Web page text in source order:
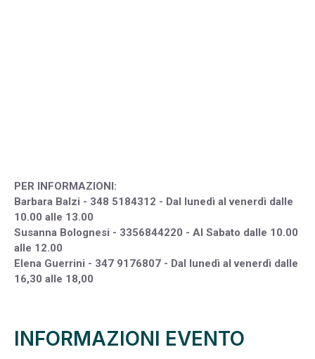
PER INFORMAZIONI:
Barbara Balzi - 348 5184312 - Dal lunedì al venerdì dalle
10.00 alle 13.00
Susanna Bolognesi - 3356844220 - Al Sabato dalle 10.00
alle 12.00
Elena Guerrini - 347 9176807 - Dal lunedì al venerdì dalle
16,30 alle 18,00
INFORMAZIONI EVENTO